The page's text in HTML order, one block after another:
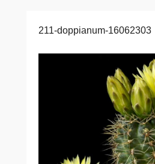
211-doppianum-16062303